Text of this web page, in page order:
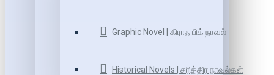
Graphic Novel | கிராஃ பிக் நாவல்
Historical Novels | சரித்திர நாவல்கள்